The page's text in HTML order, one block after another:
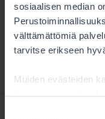
sosiaalisen median
välttämättömiä
tarvitse erikseen
Muiden evästeiden